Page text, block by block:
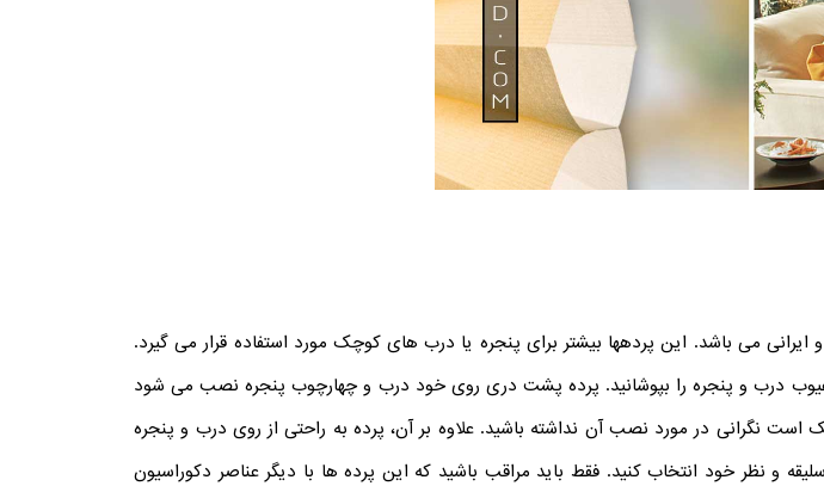
می باشد. این پرده­ها بیشتر برای پنجره یا درب های کوچک مورد استفاده قرار می گیرد.
درب و پنجره را بپوشانید. پرده پشت دری روی خود درب و چهارچوب پنجره نصب می شود
نگرانی در مورد نصب آن نداشته باشید. علاوه بر آن، پرده به راحتی از روی درب و پنجره
و نظر خود انتخاب کنید. فقط باید مراقب باشید که این پرده ها با دیگر عناصر دکوراسیون